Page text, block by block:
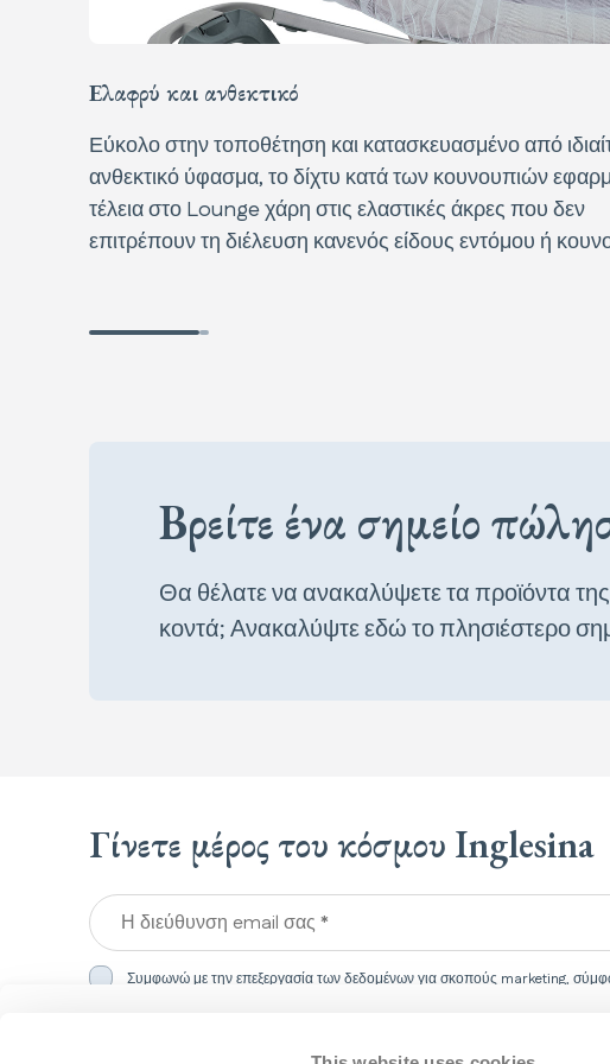
Ελαφρύ και ανθεκτικό
Εύκολο στην τοποθέτηση και κατασκευασμένο από
ανθεκτικό ύφασμα, το δίχτυ κατά των κουνουπιών
τέλεια στο Lounge χάρη στις ελαστικές άκρες που δεν
επιτρέπουν τη διέλευση κανενός είδους εντόμου ή
Βρείτε ένα σημείο
Θα θέλατε να ανακαλύψετε τα προϊόντα
κοντά; Ανακαλύψτε εδώ το πλησιέστερο
Γίνετε μέρος του κόσμου Inglesina
Η διεύθυνση email σας *
Συμφωνώ με την επεξεργασία των δεδομένων για σκοπούς marketing,